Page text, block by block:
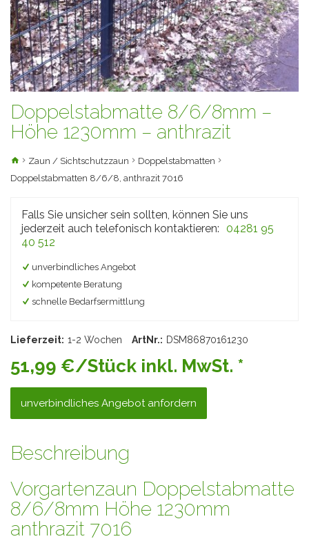
Doppelstabmatte 8/6/8mm –
Höhe 1230mm – anthrazit
Zaun / Sichtschutzzaun
Doppelstabmatten
Doppelstabmatten 8/6/8, anthrazit 7016
Falls Sie unsicher sein sollten, können Sie uns
jederzeit auch telefonisch kontaktieren: 04281 95
40 512
unverbindliches Angebot
kompetente Beratung
schnelle Bedarfsermittlung
Lieferzeit: 1-2 Wochen ArtNr.: DSM86870161230
51,99 €/Stück inkl. MwSt. *
unverbindliches Angebot anfordern
Beschreibung
Vorgartenzaun Doppelstabmatte
8/6/8mm Höhe 1230mm
anthrazit 7016